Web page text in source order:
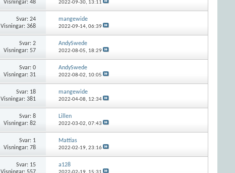
Visningar: 48
2022-09-30, 13:11
Svar:24
Visningar: 368
mangewide
2022-09-14, 06:39
Svar:2
Visningar: 57
AndySwede
2022-08-05, 18:29
Svar:0
Visningar: 31
AndySwede
2022-08-02, 10:05
Svar: 18
Visningar: 381
mangewide
2022-04-08, 12:34
Svar:8
Visningar: 82
Lillen
2022-03-02, 07:43
Svar: 1
Visningar: 78
Mattias
2022-02-19, 23:16
Svar: 15
a128